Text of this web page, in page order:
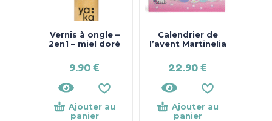
Vernis à ongle –
2en1 – miel doré
9.90€
Ajouter au
panier
Calendrier de
l’avent Martinelia
22.90€
Ajouter au
panier